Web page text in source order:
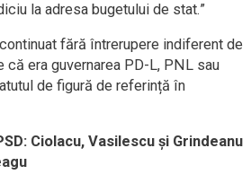
la adresa bugetului de stat.”
fără întrerupere indiferent de
era guvernarea PD-L, PNL sau
de figură de referință în
Ciolacu, Vasilescu și Grindeanu